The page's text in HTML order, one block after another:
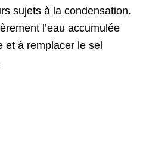
sujets à la condensation.
l’eau accumulée
et à remplacer le sel